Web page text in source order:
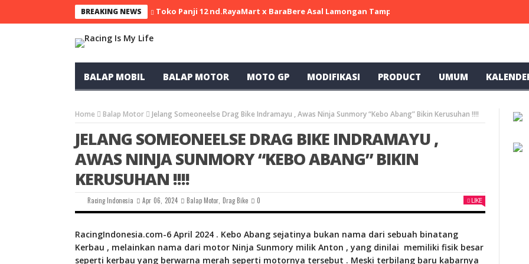
BREAKING NEWS Toko Panji 12 nd.RayaMart x BaraBere Asal Lamongan Tampil Kompetitif, Raih Tiga Podium di
BALAP MOBIL BALAP MOTOR MOTO GP MODIFIKASI PRODUCT UMUM
Home Balap Motor Jelang Someoneelse Drag Bike Indramayu , Awas Ninja Sunmory “Kebo Abang” Bikin Kerusuhan !!!!
JELANG SOMEONEELSE DRAG BIKE INDRAMAYU ,
AWAS NINJA SUNMORY “KEBO ABANG” BIKIN
KERUSUHAN !!!!
Racing Indonesia Apr 06, 2024 Balap Motor Drag Bike 0 LIKE
RacingIndonesia.com-6 April 2024 . Kebo Abang sejatinya bukan nama dari sebuah binatang
Kerbau , melainkan nama dari motor Ninja Sunmory milik Anton , yang dinilai memiliki fisik besar
seperti kerbau yang berwarna merah seperti motornya tersebut . Meski terbilang baru kabarnya